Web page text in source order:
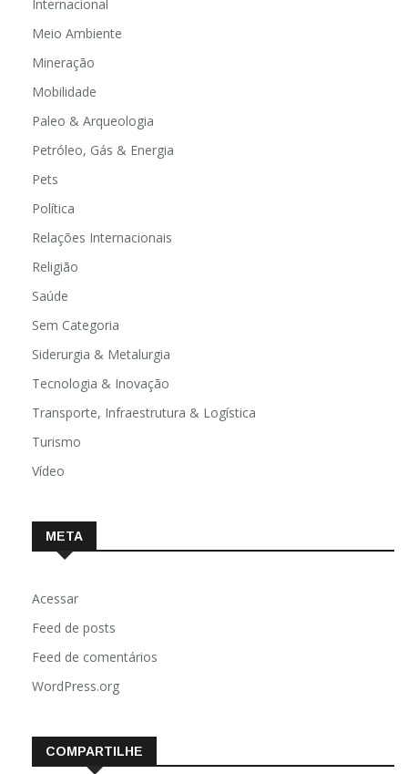
Internacional
Meio Ambiente
Mineração
Mobilidade
Paleo & Arqueologia
Petróleo, Gás & Energia
Pets
Política
Relações Internacionais
Religião
Saúde
Sem Categoria
Siderurgia & Metalurgia
Tecnologia & Inovação
Transporte, Infraestrutura & Logística
Turismo
Vídeo
META
Acessar
Feed de posts
Feed de comentários
WordPress.org
COMPARTILHE